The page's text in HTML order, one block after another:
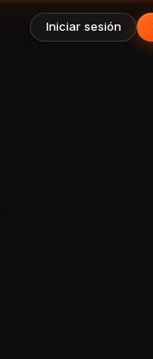
Iniciar sesión